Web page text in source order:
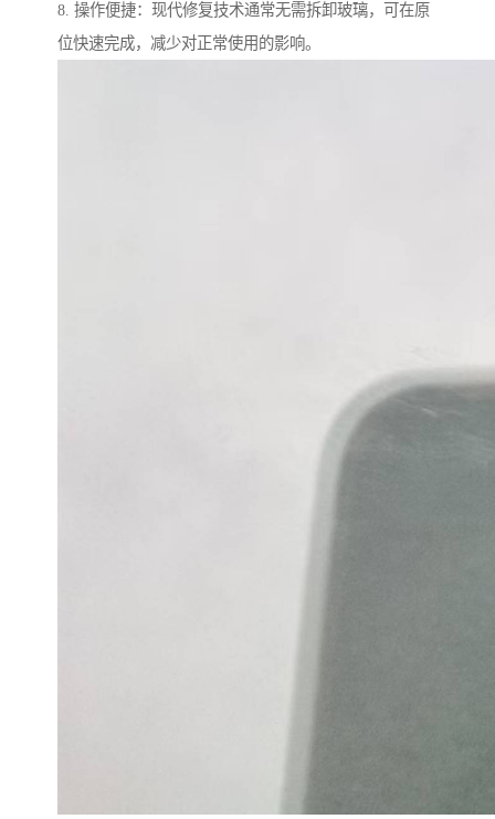
8. 操作便捷：现代修复技术通常无需拆卸玻璃，可在原
位快速完成，减少对正常使用的影响。